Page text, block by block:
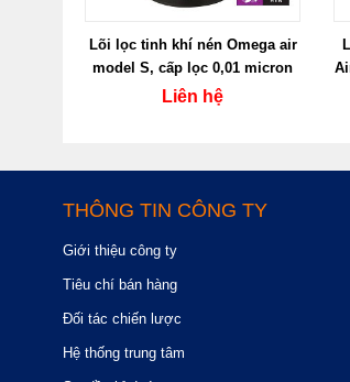
Lõi lọc tinh khí nén Omega air
model S, cấp lọc 0,01 micron
Liên hệ
THÔNG TIN CÔNG TY
Giới thiệu công ty
Tiêu chí bán hàng
Đối tác chiến lược
Hệ thống trung tâm